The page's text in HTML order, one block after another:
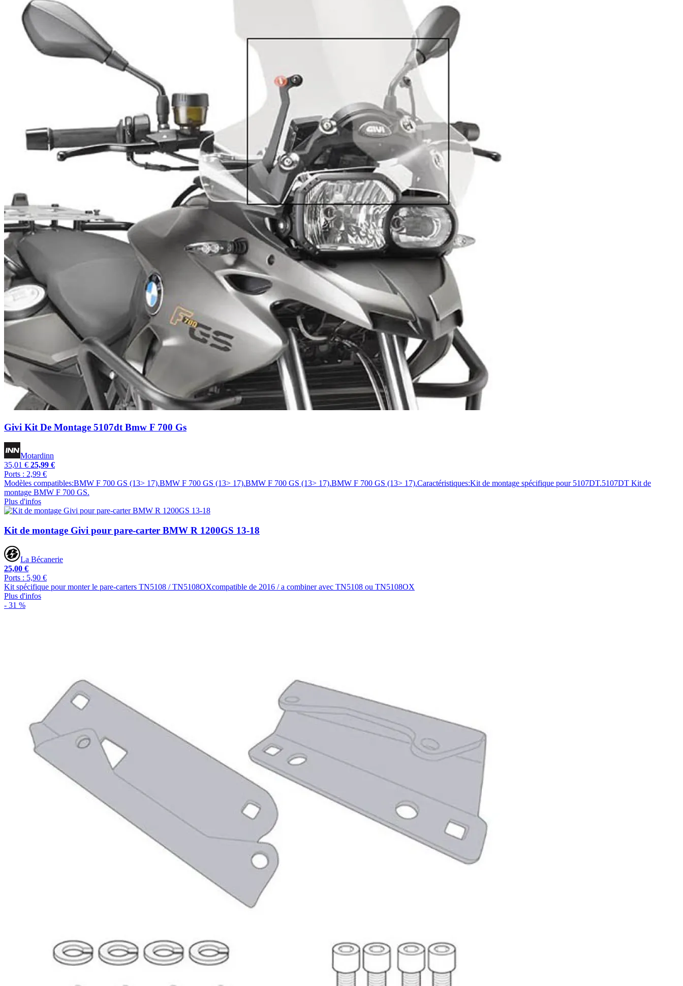
Givi Kit De Montage 5107dt Bmw F 700 Gs
Motardinn
35,01 € 25,99 €
Ports : 2,99 €
Modèles compatibles:BMW F 700 GS (13> 17).BMW F 700 GS (13> 17).BMW F 700 GS (13> 17).BMW F 700 GS (13> 17).Caractéristiques:Kit de montage spécifique pour 5107DT.5107DT Kit de
montage BMW F 700 GS.
Plus d'infos
Kit de montage Givi pour pare-carter BMW R 1200GS 13-18
La Bécanerie
25,00 €
Ports : 5,90 €
Kit spécifique pour monter le pare-carters TN5108 / TN5108OXcompatible de 2016 / a combiner avec TN5108 ou TN5108OX
Plus d'infos
- 31 %